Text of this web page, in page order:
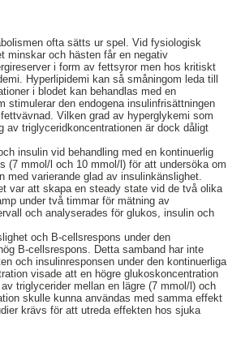
ofta sätts ur spel. Vid fysiologisk
minskar och hästen får en negativ
i form av fettsyror men hos kritiskt
Hyperlipidemi kan så småningom leda till
i blodet kan behandlas med en
stimulerar den endogena insulinfrisättningen
Vilken grad av hyperglykemi som
av triglyceridkoncentrationen är dock dåligt
insulin vid behandling med en kontinuerlig
(7 mmol/l och 10 mmol/l) för att undersöka om
varierande glad av insulinkänslighet.
var att skapa en steady state vid de två olika
under två timmar för mätning av
och analyserades för glukos, insulin och
och B-cellsrespons under den
B-cellsrespons. Detta samband har inte
och insulinresponsen under den kontinuerliga
visade att en högre glukoskoncentration
triglycerider mellan en lägre (7 mmol/l) och
skulle kunna användas med samma effekt
krävs för att utreda effekten hos sjuka